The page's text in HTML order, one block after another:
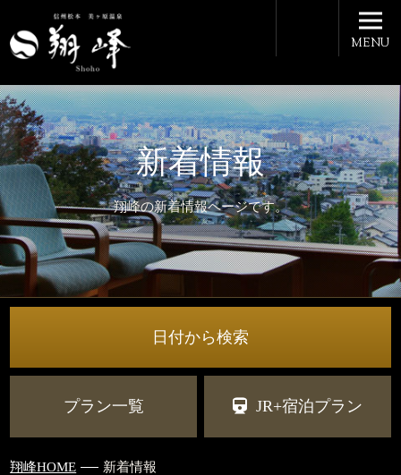
新着情報
翔峰の新着情報ページです。
MENU
日付から検索
プラン一覧 JR+宿泊プラン
翔峰HOME 新着情報